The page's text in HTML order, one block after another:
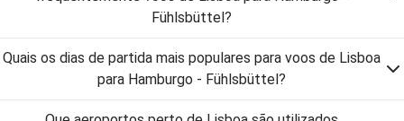
Fühlsbüttel?
Quais os dias de partida mais populares para voos de Lisboa
para Hamburgo - Fühlsbüttel?